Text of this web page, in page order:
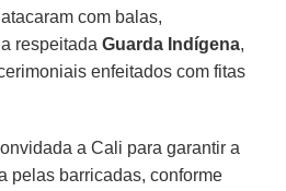
com balas,
respeitadaGuarda Indígena,
enfeitados com fitas
a Cali para garantir a
pelas barricadas, conforme